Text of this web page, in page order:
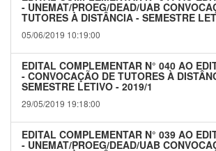
- UNEMAT/PROEG/DEAD/UAB
TUTORES À DISTÂNCIA - SEMESTRE
05/06/2019 10:19:00
EDITAL COMPLEMENTAR N° 040 AO
- CONVOCAÇÃO DE TUTORES À
SEMESTRE LETIVO - 2019/1
29/05/2019 19:18:00
EDITAL COMPLEMENTAR N° 039 AO
- UNEMAT/PROEG/DEAD/UAB